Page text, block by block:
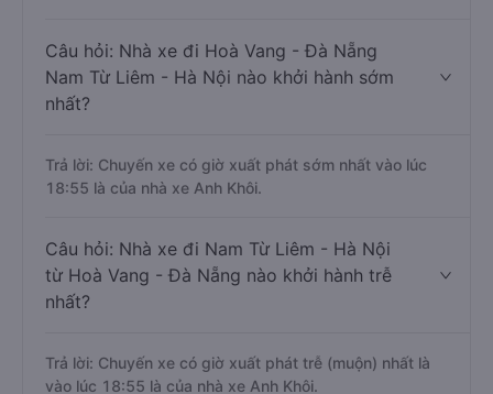
Câu hỏi: Nhà xe đi Hoà Vang - Đà Nẵng
Nam Từ Liêm - Hà Nội nào khởi hành sớm
nhất?
Trả lời: Chuyến xe có giờ xuất phát sớm nhất vào lúc
18:55 là của nhà xe Anh Khôi.
Câu hỏi: Nhà xe đi Nam Từ Liêm - Hà Nội
từ Hoà Vang - Đà Nẵng nào khởi hành trễ
nhất?
Trả lời: Chuyến xe có giờ xuất phát trễ (muộn) nhất là
vào lúc 18:55 là của nhà xe Anh Khôi.